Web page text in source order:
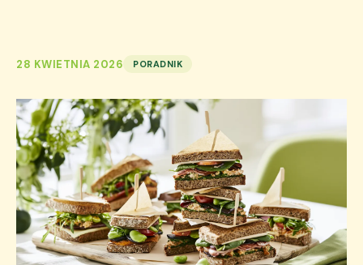
28 KWIETNIA 2026 PORADNIK